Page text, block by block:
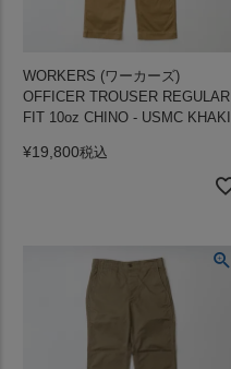
WORKERS (ワーカーズ)
OFFICER TROUSER REGULAR
FIT 10oz CHINO - USMC KHAKI
¥19,800税込